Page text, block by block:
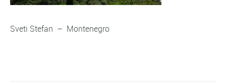
Sveti Stefan – Montenegro